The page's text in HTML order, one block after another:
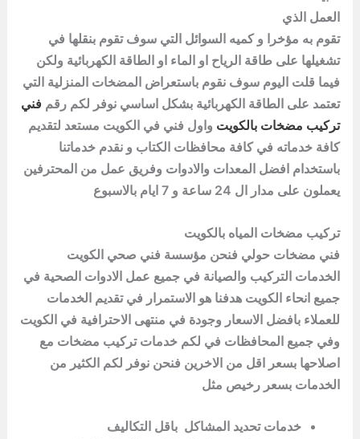
العمل الذي
تقوم به مؤخرا و كميه السوائل التي سوف تقوم بنقلها في
تشغيلها على طاقة الرياح او الماء او الطاقة الكهربائية ولكن
فيما قلت اليوم سوف نقوم باستعراض المضخات المنزلية التي
تعتمد على الطاقة الكهربائية بشكل اساسي نوفر لكم رقم فني
تركيب مضخات بالكويت واول فني في الكويت مستعد لتقديم
كافة خدماته في كافة محافظات الكتاب و نقدم خدماتنا
باستخدام افضل المعدات والادوات وفريق عمل من المحترفين
يعملون على مدار ال 24 ساعة و 7 ايام بالاسبوع
تركيب مضخات المياه بالكويت
فني مضخات حولي فنحن مؤسسة فني صحي الكويت
الخدمات التركيب والصيانة في جميع عمل الادوات الصحية في
جميع انحاء الكويت هدفنا هو الاستمرار في تقديم الخدمات
للعملاء بافضل الاسعار وجودة في منتهى الاحترافية في الكويت
وفي جميع المحافظات في لكم خدمات تركيب مضخات مع
اصلاحها بسعر اقل من الاخرين فنحن نوفر لكم الكثير من
الخدمات بسعر رخيص مثل
خدمات تحديد المشاكل باقل التكاليف